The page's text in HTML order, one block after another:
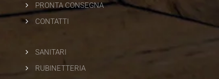
5
PRONTA CONSEGNA
5
CONTATTI
5
SANITARI
5
RUBINETTERIA